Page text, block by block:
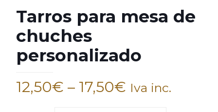
Tarros para mesa de
chuches
personalizado
12,50€ – 17,50€ Iva inc.